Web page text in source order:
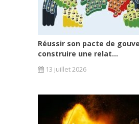
Réussir son pacte de
construire une relat...
13 juillet 2026